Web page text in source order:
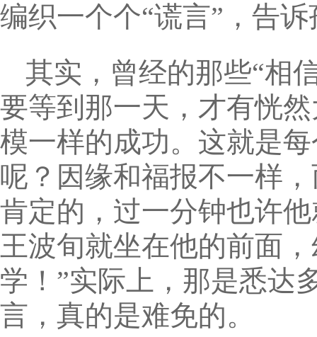
编织一个个“谎言”，告
其实，曾经的那些“相
要等到那一天，才有恍
模一样的成功。这就是
呢？因缘和福报不一样
肯定的，过一分钟也许
王波旬就坐在他的前面
学！”实际上，那是悉达
言，真的是难免的。